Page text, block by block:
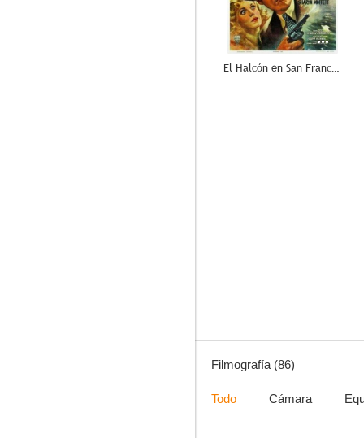
El Halcón en San Francisco
Filmografía (86)
Todo Cámara